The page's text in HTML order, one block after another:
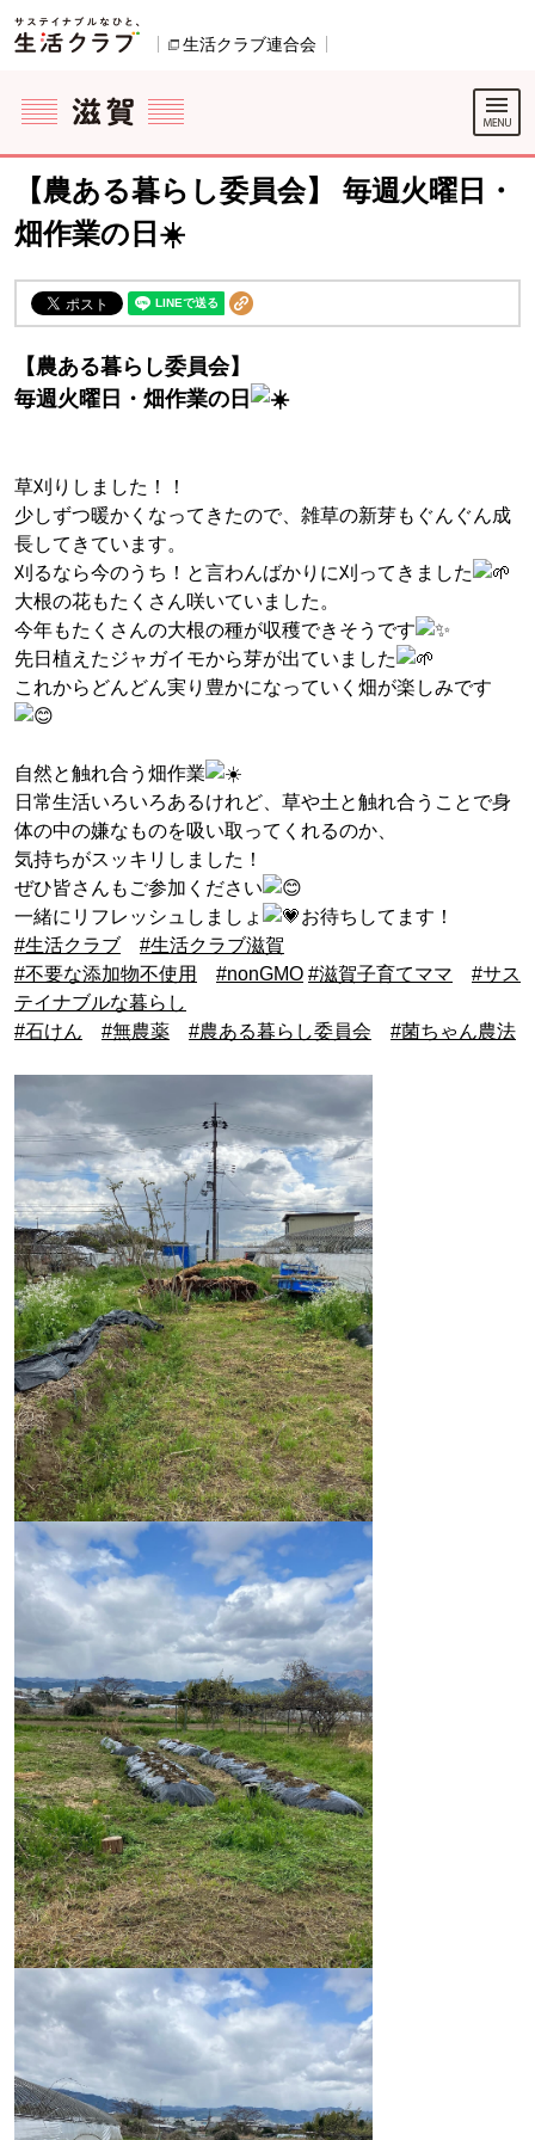
ページの先頭です。
生活クラブ連合会
ここからサイト内共通メニューです。
サイト内共通メニューをスキップする
サイト内共通メニューここまで。
【農ある暮らし委員会】 毎週火曜日・
畑作業の日☀️
【農ある暮らし委員会】
毎週火曜日・畑作業の日
草刈りしました！！
少しずつ暖かくなってきたので、雑草の新芽もぐんぐん成
長してきています。
刈るなら今のうち！と言わんばかりに刈ってきました
大根の花もたくさん咲いていました。
今年もたくさんの大根の種が収穫できそうです
先日植えたジャガイモから芽が出ていました
これからどんどん実り豊かになっていく畑が楽しみです
自然と触れ合う畑作業
日常生活いろいろあるけれど、草や土と触れ合うことで身
体の中の嫌なものを吸い取ってくれるのか、
気持ちがスッキリしました！
ぜひ皆さんもご参加ください
一緒にリフレッシュしましょ
お待ちしてます！
#生活クラブ
#生活クラブ滋賀
#不要な添加物不使用
#nonGMO #滋賀子育てママ
#サス
テイナブルな暮らし
#石けん
#無農薬 #農ある暮らし委員会 #菌ちゃん農法